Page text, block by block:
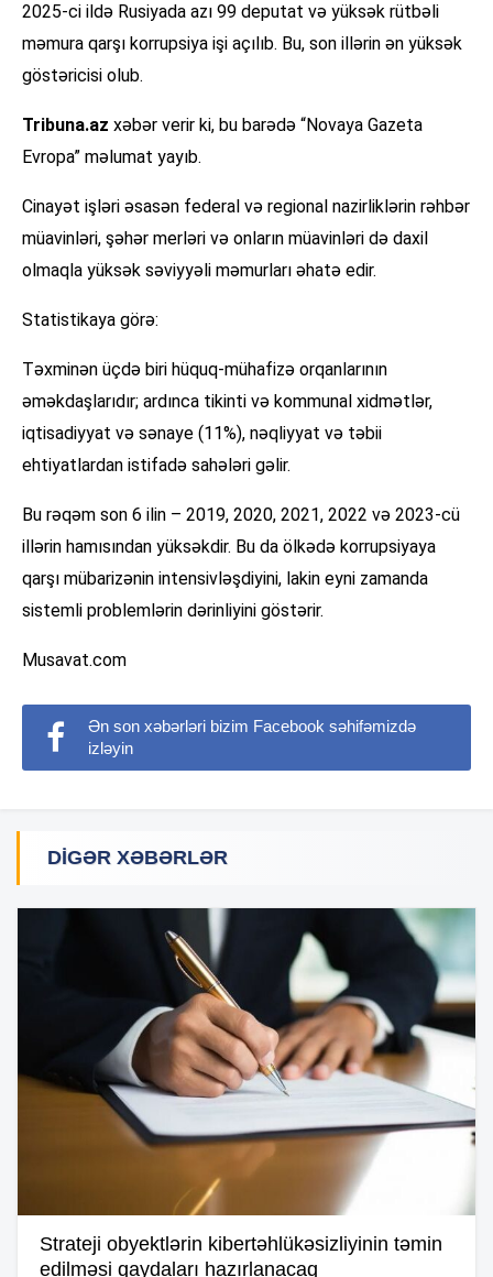
2025-ci ildə Rusiyada azı 99 deputat və yüksək rütbəli
məmura qarşı korrupsiya işi açılıb. Bu, son illərin ən yüksək
göstəricisi olub.
Tribuna.az xəbər verir ki, bu barədə “Novaya Gazeta
Evropa” məlumat yayıb.
Cinayət işləri əsasən federal və regional nazirliklərin rəhbər
müavinləri, şəhər merləri və onların müavinləri də daxil
olmaqla yüksək səviyyəli məmurları əhatə edir.
Statistikaya görə:
Təxminən üçdə biri hüquq-mühafizə orqanlarının
əməkdaşlarıdır; ardınca tikinti və kommunal xidmətlər,
iqtisadiyyat və sənaye (11%), nəqliyyat və təbii
ehtiyatlardan istifadə sahələri gəlir.
Bu rəqəm son 6 ilin – 2019, 2020, 2021, 2022 və 2023-cü
illərin hamısından yüksəkdir. Bu da ölkədə korrupsiyaya
qarşı mübarizənin intensivləşdiyini, lakin eyni zamanda
sistemli problemlərin dərinliyini göstərir.
Musavat.com
Ən son xəbərləri bizim Facebook səhifəmizdə
izləyin
DIGƏR XƏBƏRLƏR
Strateji obyektlərin kibertəhlükəsizliyinin təmin
edilməsi qaydaları hazırlanacaq